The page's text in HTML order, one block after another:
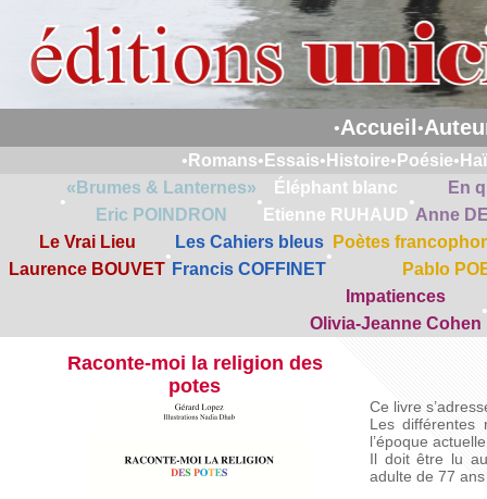
•Accueil •
• Romans• Essais• Histoire• Poésie•
•
«Brumes & Lanternes»
Eric POINDRON
•
Éléphant blanc
Etienne RUHAUD
•
En
Anne
Le Vrai Lieu
Laurence BOUVET
•
Les Cahiers bleus
Francis COFFINET
•
Poètes
Pablo
Impatiences
Olivia-Jeanne Cohen
•
Raconte-moi la religion des
potes
Ce livre
Les différentes
l’époque
Il doit être lu
adulte de 77